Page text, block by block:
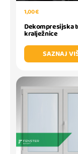
1,00 €
Dekompresijska
kralježnice
SAZNAJ